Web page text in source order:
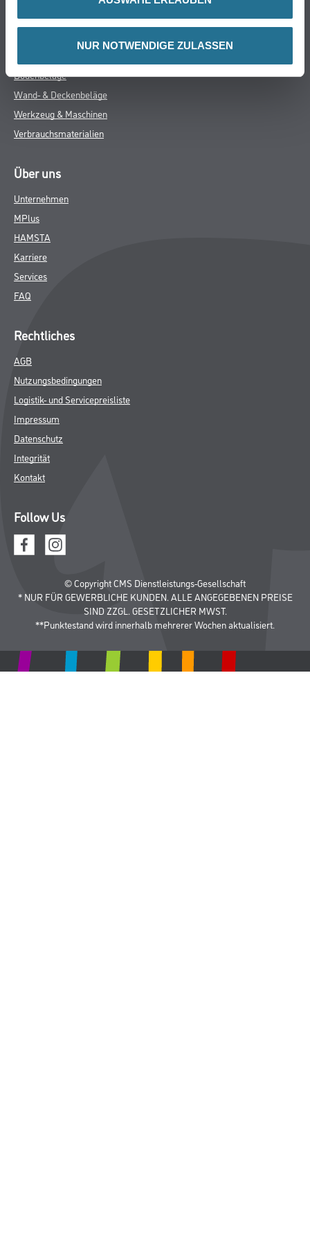
NUR NOTWENDIGE ZULASSEN
WDV-Systeme
Bodenbeläge
Wand- & Deckenbeläge
Werkzeug & Maschinen
Verbrauchsmaterialien
Über uns
Unternehmen
MPlus
HAMSTA
Karriere
Services
FAQ
Rechtliches
AGB
Nutzungsbedingungen
Logistik- und Servicepreisliste
Impressum
Datenschutz
Integrität
Kontakt
Follow Us
© Copyright CMS Dienstleistungs-Gesellschaft
* NUR FÜR GEWERBLICHE KUNDEN. ALLE ANGEGEBENEN PREISE
SIND ZZGL. GESETZLICHER MWST.
**Punktestand wird innerhalb mehrerer Wochen aktualisiert.